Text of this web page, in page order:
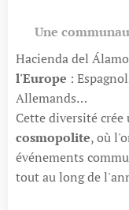
Une
Hacienda del
l'Europe :
Allemands…
Cette diversité crée
cosmopolite, où
événements
tout au long de